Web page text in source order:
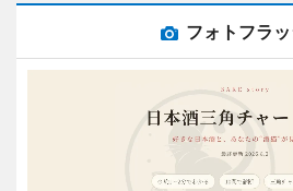
フォトフラ